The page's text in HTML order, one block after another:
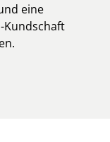
eine
Kundschaft